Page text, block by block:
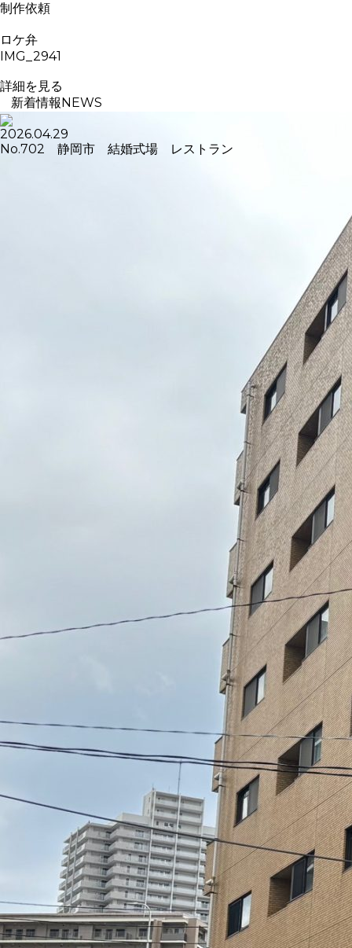
制作依頼
ロケ弁
IMG_2941
詳細を見る
新着情報NEWS
2026.04.29
No.702 静岡市 結婚式場 レストラン